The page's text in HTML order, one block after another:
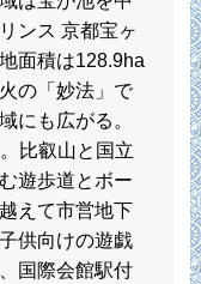
ンス 京都宝ヶ
面積は128.9ha
の「妙法」で
にも広がる。
比叡山と国立
遊歩道とボー
えて市営地下
供向けの遊戯
国際会館駅付